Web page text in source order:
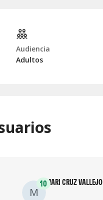
Audiencia
Adultos
M
10MARI CRUZ